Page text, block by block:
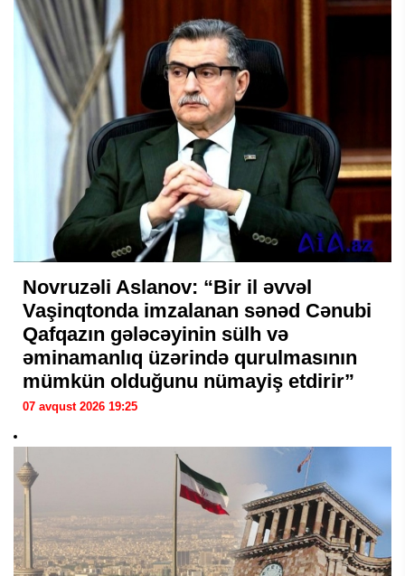
Novruzəli Aslanov: “Bir il əvvəl
Vaşinqtonda imzalanan sənəd Cənubi
Qafqazın gələcəyinin sülh və
əminamanlıq üzərində qurulmasının
mümkün olduğunu nümayiş etdirir”
07 avqust 2026 19:25